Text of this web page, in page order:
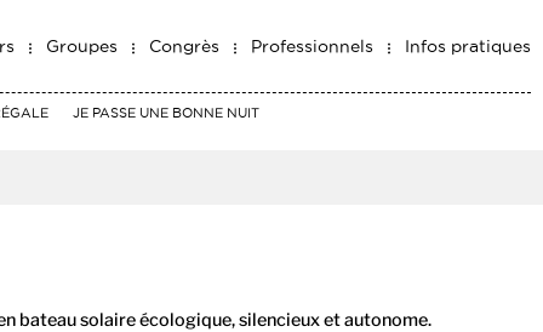
Groupes Congrès Professionnels Infos pratiques
JE PASSE UNE BONNE NUIT
bateau solaire écologique, silencieux et autonome.